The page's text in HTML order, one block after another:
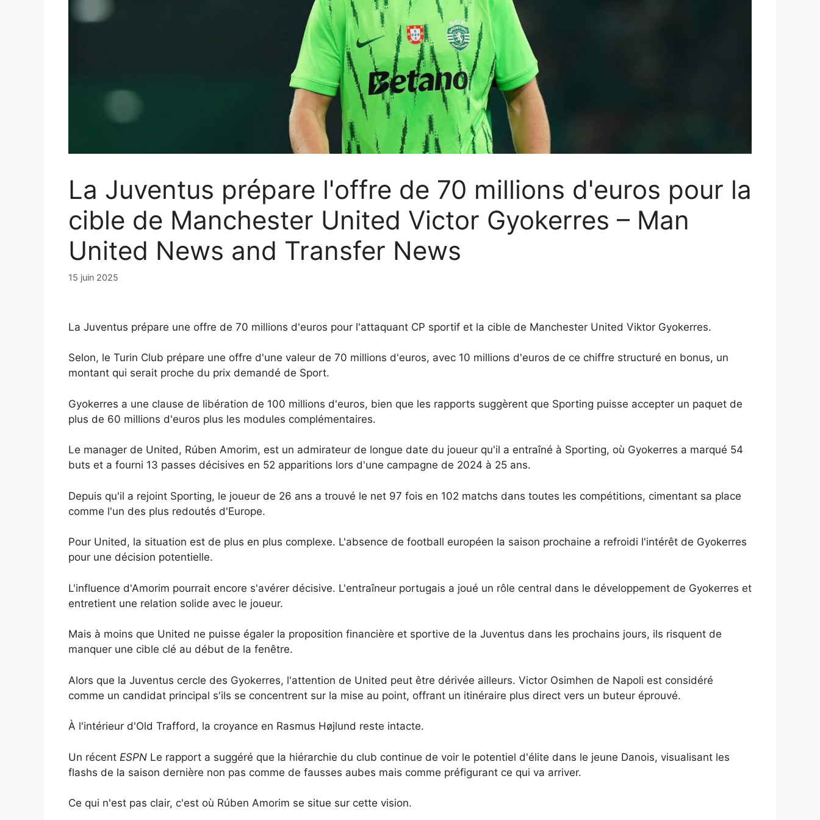
La Juventus prépare l'offre de 70 millions d'euros pour la
cible de Manchester United Victor Gyokerres – Man
United News and Transfer News
15 juin 2025
La Juventus prépare une offre de 70 millions d'euros pour l'attaquant CP sportif et la cible de Manchester United Viktor Gyokerres.
Selon, le Turin Club prépare une offre d'une valeur de 70 millions d'euros, avec 10 millions d'euros de ce chiffre structuré en bonus, un
montant qui serait proche du prix demandé de Sport.
Gyokerres a une clause de libération de 100 millions d'euros, bien que les rapports suggèrent que Sporting puisse accepter un paquet de
plus de 60 millions d'euros plus les modules complémentaires.
Le manager de United, Rúben Amorim, est un admirateur de longue date du joueur qu'il a entraîné à Sporting, où Gyokerres a marqué 54
buts et a fourni 13 passes décisives en 52 apparitions lors d'une campagne de 2024 à 25 ans.
Depuis qu'il a rejoint Sporting, le joueur de 26 ans a trouvé le net 97 fois en 102 matchs dans toutes les compétitions, cimentant sa place
comme l'un des plus redoutés d'Europe.
Pour United, la situation est de plus en plus complexe. L'absence de football européen la saison prochaine a refroidi l'intérêt de Gyokerres
pour une décision potentielle.
L'influence d'Amorim pourrait encore s'avérer décisive. L'entraîneur portugais a joué un rôle central dans le développement de Gyokerres et
entretient une relation solide avec le joueur.
Mais à moins que United ne puisse égaler la proposition financière et sportive de la Juventus dans les prochains jours, ils risquent de
manquer une cible clé au début de la fenêtre.
Alors que la Juventus cercle des Gyokerres, l'attention de United peut être dérivée ailleurs. Victor Osimhen de Napoli est considéré
comme un candidat principal s'ils se concentrent sur la mise au point, offrant un itinéraire plus direct vers un buteur éprouvé.
À l'intérieur d'Old Trafford, la croyance en Rasmus Højlund reste intacte.
Un récent ESPN Le rapport a suggéré que la hiérarchie du club continue de voir le potentiel d'élite dans le jeune Danois, visualisant les
flashs de la saison dernière non pas comme de fausses aubes mais comme préfigurant ce qui va arriver.
Ce qui n'est pas clair, c'est où Rúben Amorim se situe sur cette vision.